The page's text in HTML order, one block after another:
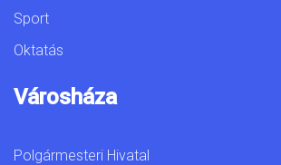
Sport
Oktatás
Városháza
Polgármesteri Hivatal